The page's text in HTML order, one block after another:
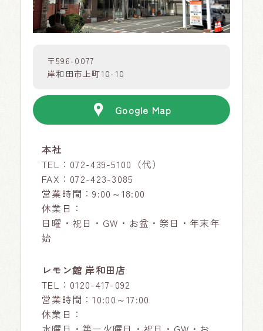
〒596-0077
岸和田市上町10-10
Google Map
本社
TEL： 072-439-5100 （代）
FAX：072-423-3085
営業時間：9:00～18:00
休業日：
日曜・祝日・GW・お盆・祭日・年末年
始
レモン館 岸和田店
TEL： 0120-417-092
営業時間：10:00～17:00
休業日：